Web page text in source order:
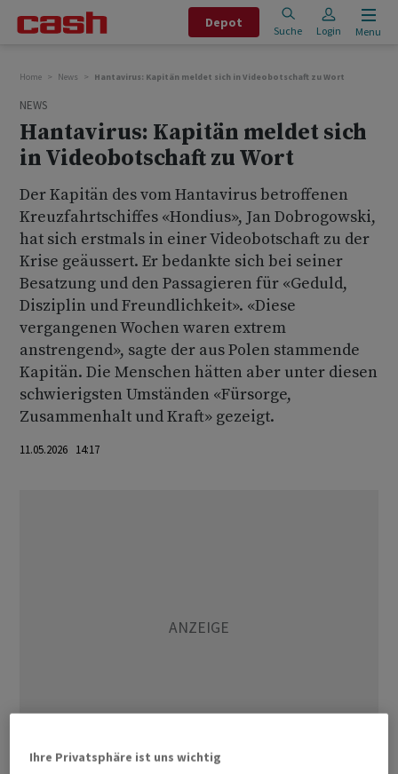
Depot
Suche Login Menu
Home News Hantavirus: Kapitän meldet sich in Videobotschaft zu Wort
NEWS
Hantavirus: Kapitän meldet sich
in Videobotschaft zu Wort
Der Kapitän des vom Hantavirus betroffenen
Kreuzfahrtschiffes «Hondius», Jan Dobrogowski,
hat sich erstmals in einer Videobotschaft zu der
Krise geäussert. Er bedankte sich bei seiner
Besatzung und den Passagieren für «Geduld,
Disziplin und Freundlichkeit». «Diese
vergangenen Wochen waren extrem
anstrengend», sagte der aus Polen stammende
Kapitän. Die Menschen hätten aber unter diesen
schwierigsten Umständen «Fürsorge,
Zusammenhalt und Kraft» gezeigt.
11.05.2026 14:17
Ihre Privatsphäre ist uns wichtig